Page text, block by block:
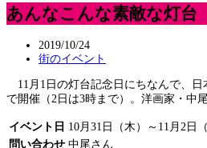
あんなこんな素敵な灯台
2019/10/24
街のイベント
11月1日の灯台記念日にちなんで、日
で開催（2日は3時まで）。洋画家・中
イベント日 10月31日（木）～11月2日（
問い合わせ 中尾さん